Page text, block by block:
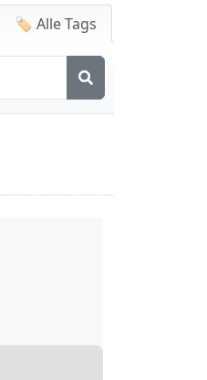
🏷️ Alle Tags